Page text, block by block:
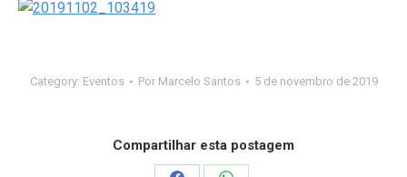
Category: Eventos Por Marcelo Santos 5 de novembro de 2019
Compartilhar esta postagem